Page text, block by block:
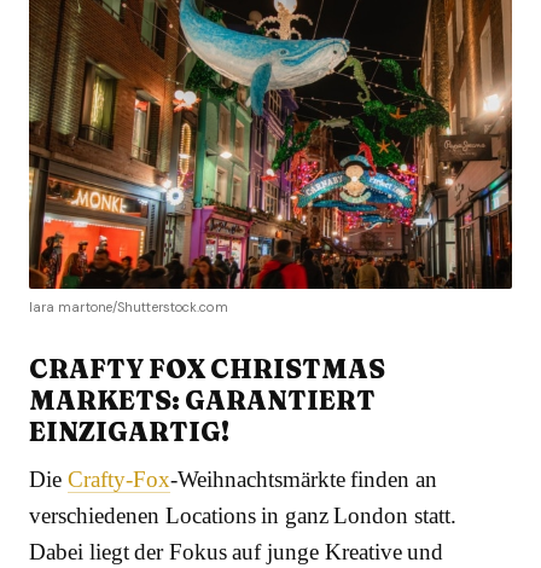
lara martone/Shutterstock.com
CRAFTY FOX CHRISTMAS
MARKETS: GARANTIERT
EINZIGARTIG!
Die Crafty-Fox-Weihnachtsmärkte finden an
verschiedenen Locations in ganz London statt.
Dabei liegt der Fokus auf junge Kreative und